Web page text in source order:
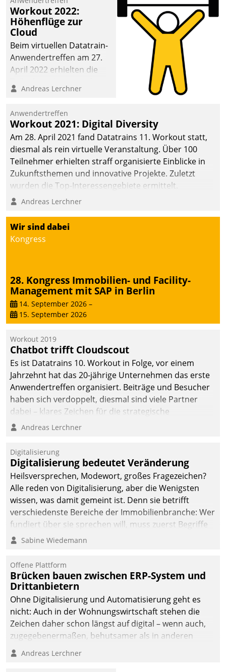
Quartier. Dazwischen
zeigte Datatrain, was es
Neues zu bieten hat.
Workout 2022:
Höhenflüge zur
Cloud
Beim virtuellen Datatrain-
Anwendertreffen am 27.
April 2022 erhielten die
Teilnehmer kurzweilige
Cloud-Strategien und -
Lösungen mit hohem
Zukunftspotenzial.
Andreas Lerchner
Anwendertreffen
Workout 2021: Digital Diversity
Am 28. April 2021 fand Datatrains 11. Workout statt,
diesmal als rein virtuelle Veranstaltung. Über 100
Teilnehmer erhielten straff organisierte Einblicke in
Zukunftsthemen und innovative Projekte. Zuletzt
wurden die Top-Interessengebiete ermittelt.
Andreas Lerchner
Wir sind dabei
Kongress
28. Kongress Immobilien- und Facility-
Management mit SAP in Berlin
14. September 2026 –
15. September 2026
Workout 2019
Chatbot trifft Cloudscout
Es ist Datatrains 10. Workout in Folge, vor einem
Jahrzehnt hat das 20-jährige Unternehmen das erste
Anwendertreffen organisiert. Beiträge und Besucher
haben sich verdoppelt, diesmal sind viele Partner
dabei – klares Zeichen für die strategische
Fokussierung auf den Kunden.
Andreas Lerchner
Digitalisierung
Digitalisierung bedeutet Veränderung
Heilsversprechen, Modewort, großes Fragezeichen?
Alle reden von Digitalisierung, aber die Wenigsten
wissen, was damit gemeint ist. Denn sie betrifft
verschiedenste Bereiche der Immobilienbranche: Wer
fundiert über sie sprechen will, muss zuerst Begriffe
klären. Ein Aspekt ist die betriebliche Optimierung:
Einsparungen durch optimierte und automatisierte
Prozesse. Doch man darf nicht zu viel erwarten: Allein
mit der Einführung einer neuen Software ist es nicht
getan. Die Digitalisierung erfordert von Unternehmen
die Bereitschaft, sich zu überprüfen, zu hinterfragen
und zu verändern.
Sabine Wiedemann
Offene Plattform
Brücken bauen zwischen ERP-System und
Drittanbietern
Ohne Digitalisierung und Automatisierung geht es
nicht: Auch in der Wohnungswirtschaft stehen die
Zeichen daher schon längst auf digital – wenn auch,
zugegebenermaßen, behutsamer als in anderen
Branchen.
Andreas Lerchner